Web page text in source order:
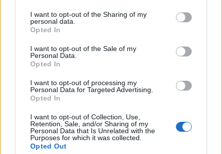
I want to opt-out of the Sharing of my
personal data.
Opted In
I want to opt-out of the Sale of my
Personal Data.
Opted In
I want to opt-out of processing my
Personal Data for Targeted Advertising.
Opted In
I want to opt-out of Collection, Use,
Retention, Sale, and/or Sharing of my
Personal Data that Is Unrelated with the
Purposes for which it was collected.
Opted Out
το ένζυμο της καρδιάς, για να δουν αν είναι
αυξημένο ή όχι. Χωρίς να το γνωρίζω εγώ.
Εκείνη από μόνη της δηλαδή πήρε για να μου
κάνει εξέταση τροπονίνης», είπε.
Το αποτέλεσμα οδήγησε στην παραμονή του στο
νοσοκομείο και στη συνέχεια αποδείχθηκε ότι
«Το οποίο ήταν αυξημένο στο αίμα μου, με
αποτέλεσμα να με κρατήσουν μέσα. Και να